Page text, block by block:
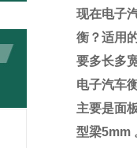
现在电子
衡？适用
要多长多
电子汽车
主要是面
型梁5mm